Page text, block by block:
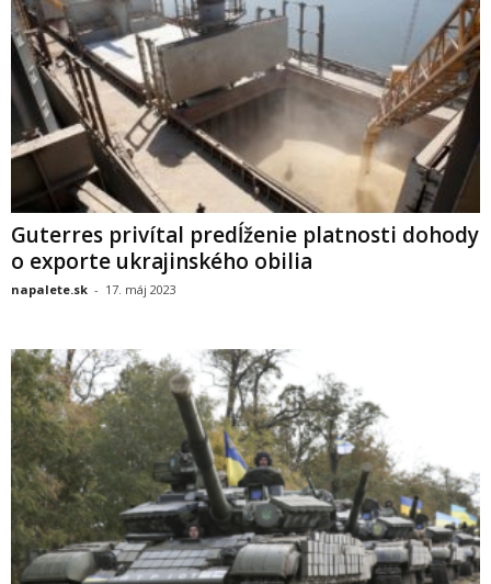
Guterres privítal predĺženie platnosti dohody
o exporte ukrajinského obilia
napalete.sk - 17. máj 2023